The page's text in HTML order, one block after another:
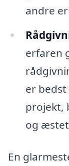
andre
erfaren
er
projekt,
og
En